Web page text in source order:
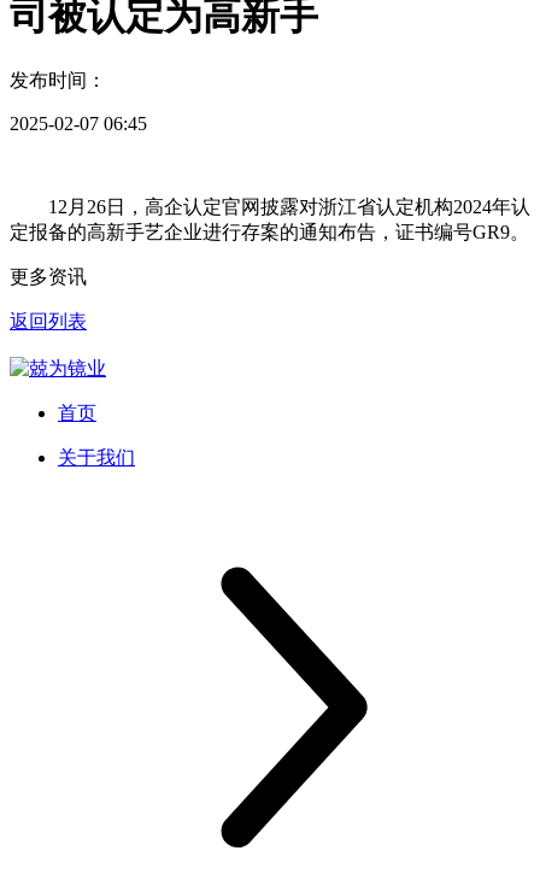
司被认定为高新手
发布时间：
2025-02-07 06:45
12月26日，高企认定官网披露对浙江省认定机构2024年认
定报备的高新手艺企业进行存案的通知布告，证书编号GR9。
更多资讯
返回列表
首页
关于我们